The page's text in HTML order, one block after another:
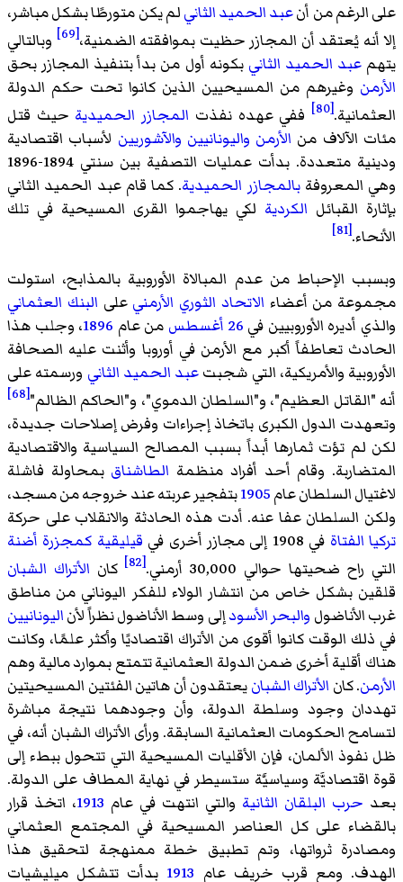
على الرغم من أنعبد الحميد الثانيلم يكن متورطًا بشكل مباشر،
إلا أنه يُعتقد أن المجازر حظيت بموافقته الضمنية،[69]
وبالتالي
يتهمعبد الحميد الثاني بكونه أول من بدأ بتنفيذ المجازر بحق
الأرمن وغيرهم من المسيحيين الذين كانوا تحت حكم الدولة
العثمانية.[80] ففي عهده نفذت المجازر الحميدية حيث قتل
مئات الآلاف من الأرمن واليونانيين والآشوريين لأسباب اقتصادية
ودينية متعددة. بدأت عمليات التصفية بين سنتي 1894-1896
وهي المعروفةبالمجازر الحميدية. كما قام عبد الحميد الثاني
بإثارة القبائل الكردية لكي يهاجموا القرى المسيحية في تلك
الأنحاء.[81]
وبسبب الإحباط من عدم المبالاة الأوروبية بالمذابح، استولت
مجموعة من أعضاء الاتحاد الثوري الأرمني على البنك العثماني
والذي أديره الأوروبيين في 26 أغسطس من عام 1896، وجلب هذا
الحادث تعاطفاً أكبر مع الأرمن في أوروبا وأثنت عليه الصحافة
الأوروبية والأمريكية، التي شجبتعبد الحميد الثاني ورسمته على
أنه "القاتل العظيم"، و"السلطان الدموي"، و"الحاكم الظالم"[68]
وتعهدت الدول الكبرى باتخاذ إجراءات وفرض إصلاحات جديدة،
لكن لم تؤت ثمارها أبداً بسبب المصالح السياسية والاقتصادية
المتضاربة. وقام أحد أفراد منظمة الطاشناق بمحاولة فاشلة
لاغتيال السلطان عام1905بتفجير عربته عند خروجه من مسجد،
ولكن السلطان عفا عنه. أدت هذه الحادثة والانقلاب على حركة
تركيا الفتاة في 1908 إلى مجازر أخرى في قيليقية كمجزرة أضنة
التي راح ضحيتها حوالي 30,000 أرمني.
[82] كان الأتراك الشبان
قلقين بشكل خاص من انتشار الولاء للفكر اليوناني من مناطق
غرب الأناضول والبحر الأسودإلى وسط الأناضول نظراً لأناليونانيين
في ذلك الوقت كانوا أقوى من الأتراك اقتصاديًا وأكثر علمًا، وكانت
هناك أقلية أخرى ضمن الدولة العثمانية تتمتع بموارد مالية وهم
الأرمن. كان الأتراك الشبانيعتقدون أن هاتين الفئتين المسيحيتين
تهددان وجود وسلطة الدولة، وأن وجودهما نتيجة مباشرة
لتسامح الحكومات العثمانية السابقة. ورأى الأتراك الشبان أنه، في
ظل نفوذ الألمان، فإن الأقليات المسيحية التي تتحول ببطء إلى
قوة اقتصاديَّة وسياسيَّة ستسيطر في نهاية المطاف على الدولة.
بعد حرب البلقان الثانية والتي انتهت في عام 1913، اتخذ قرار
بالقضاء على كل العناصر المسيحية في المجتمع العثماني
ومصادرة ثرواتها، وتم تطبيق خطة ممنهجة لتحقيق هذا
الهدف. ومع قرب خريف عام 1913 بدأت تتشكل ميليشيات